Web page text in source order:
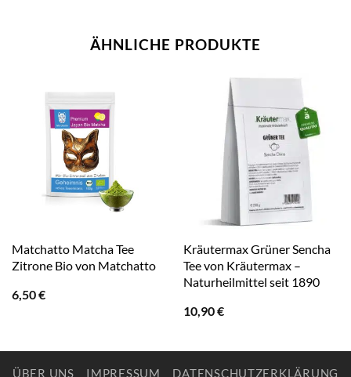
ÄHNLICHE PRODUKTE
Matchatto Matcha Tee
Zitrone Bio von Matchatto
6,50€
Kräutermax Grüner Sencha
Tee von Kräutermax –
Naturheilmittel seit 1890
10,90€
ÜBER UNS IMPRESSUM DATENSCHUTZERKLÄRUNG